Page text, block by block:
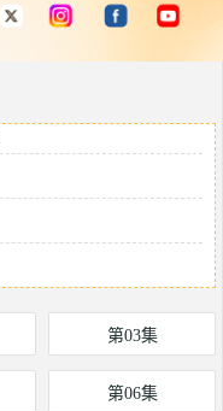
第03集
第06集